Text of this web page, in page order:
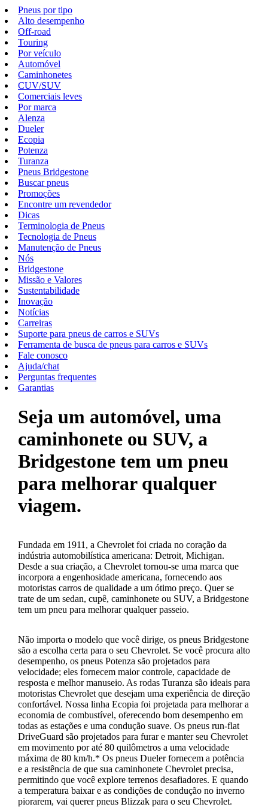
Pneus por tipo
Alto desempenho
Off-road
Touring
Por veículo
Automóvel
Caminhonetes
CUV/SUV
Comerciais leves
Por marca
Alenza
Dueler
Ecopia
Potenza
Turanza
Pneus Bridgestone
Buscar pneus
Promoções
Encontre um revendedor
Dicas
Terminologia de Pneus
Tecnologia de Pneus
Manutenção de Pneus
Nós
Bridgestone
Missão e Valores
Sustentabilidade
Inovação
Notícias
Carreiras
Suporte para pneus de carros e SUVs
Ferramenta de busca de pneus para carros e SUVs
Fale conosco
Ajuda/chat
Perguntas frequentes
Garantias
Seja um automóvel, uma
caminhonete ou SUV, a
Bridgestone tem um pneu
para melhorar qualquer
viagem.
Fundada em 1911, a Chevrolet foi criada no coração da
indústria automobilística americana: Detroit, Michigan.
Desde a sua criação, a Chevrolet tornou-se uma marca que
incorpora a engenhosidade americana, fornecendo aos
motoristas carros de qualidade a um ótimo preço. Quer se
trate de um sedan, cupê, caminhonete ou SUV, a Bridgestone
tem um pneu para melhorar qualquer passeio.
Não importa o modelo que você dirige, os pneus Bridgestone
são a escolha certa para o seu Chevrolet. Se você procura alto
desempenho, os pneus Potenza são projetados para
velocidade; eles fornecem maior controle, capacidade de
resposta e melhor manuseio. As rodas Turanza são ideais para
motoristas Chevrolet que desejam uma experiência de direção
confortável. Nossa linha Ecopia foi projetada para melhorar a
economia de combustível, oferecendo bom desempenho em
todas as estações e uma condução suave. Os pneus run-flat
DriveGuard são projetados para furar e manter seu Chevrolet
em movimento por até 80 quilômetros a uma velocidade
máxima de 80 km/h.* Os pneus Dueler fornecem a potência
e a resistência de que sua caminhonete Chevrolet precisa,
permitindo que você explore terrenos desafiadores. E quando
a temperatura baixar e as condições de condução no inverno
piorarem, vai querer pneus Blizzak para o seu Chevrolet.